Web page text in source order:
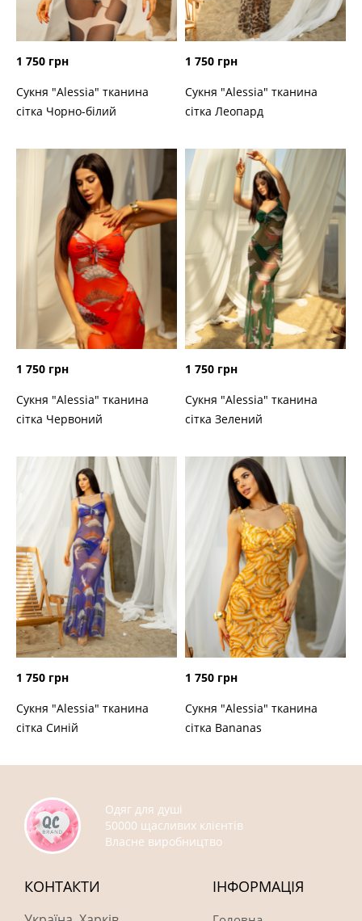
1 750 грн
Сукня "Alessia" тканина
сітка Чорно-білий
1 750 грн
Сукня "Alessia" тканина
сітка Леопард
1 750 грн
Сукня "Alessia" тканина
сітка Червоний
1 750 грн
Сукня "Alessia" тканина
сітка Зелений
1 750 грн
Сукня "Alessia" тканина
сітка Синій
1 750 грн
Сукня "Alessia" тканина
сітка Bananas
Одяг для душі
50000 щасливих клієнтів
Власне виробництво
КОНТАКТИ ІНФОРМАЦІЯ